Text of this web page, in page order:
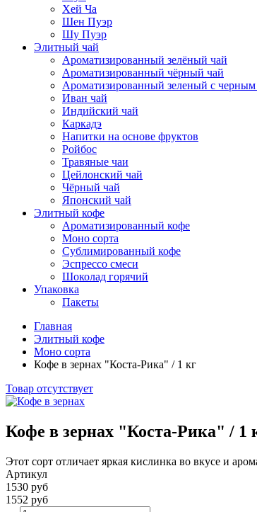
Хей Ча
Шен Пуэр
Шу Пуэр
Элитный чай
Ароматизированный зелёный чай
Ароматизированный чёрный чай
Ароматизированный зеленый с черным
Иван чай
Индийский чай
Каркадэ
Напитки на основе фруктов
Ройбос
Травяные чаи
Цейлонский чай
Чёрный чай
Японский чай
Элитный кофе
Ароматизированный кофе
Моно сорта
Сублимированный кофе
Эспрессо смеси
Шоколад горячий
Упаковка
Пакеты
Главная
Элитный кофе
Моно сорта
Кофе в зернах "Коста-Рика" / 1 кг
Товар отсутствует
Кофе в зернах "Коста-Рика" / 1
Этот сорт отличает яркая кислинка во вкусе и
Артикул
1530 руб
1552 руб